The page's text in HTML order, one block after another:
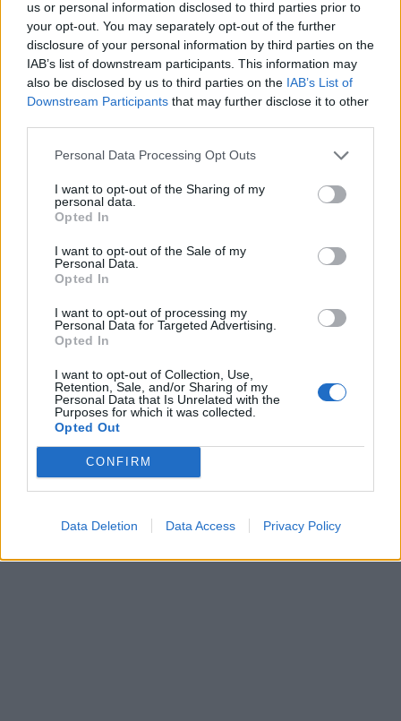
us or personal information disclosed to third parties prior to
your opt-out. You may separately opt-out of the further
disclosure of your personal information by third parties on the
IAB’s list of downstream participants. This information may
also be disclosed by us to third parties on the IAB’s List of
Downstream Participants that may further disclose it to other
Personal Data Processing Opt Outs
I want to opt-out of the Sharing of my
personal data.
Opted In
I want to opt-out of the Sale of my
Personal Data.
Opted In
I want to opt-out of processing my
Personal Data for Targeted Advertising.
Opted In
I want to opt-out of Collection, Use,
Retention, Sale, and/or Sharing of my
Personal Data that Is Unrelated with the
Purposes for which it was collected.
Opted Out
CONFIRM
Data Deletion Data Access Privacy Policy
κατέβαλαν και την υποστήριξη που παρείχαν και
να εκφράσει την ελπίδα ότι η νέα Περιφερειακή
αρχή θα συνεχίσει να υποστηρίζει το όραμα της
διοίκησης του Σπαρτιατικού Γ.Σ. με την ίδια